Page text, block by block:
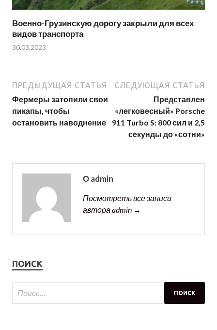
Военно-Грузинскую дорогу закрыли для всех
видов транспорта
30.03.2023
ПРЕДЫДУЩАЯ СТАТЬЯ
Фермеры затопили свои
пикапы, чтобы
остановить наводнение
СЛЕДУЮЩАЯ СТАТЬЯ
Представлен
«легковесный» Porsche
911 Turbo S: 800 сил и 2,5
секунды до «сотни»
О admin
Посмотреть все записи
автора admin →
ПОИСК